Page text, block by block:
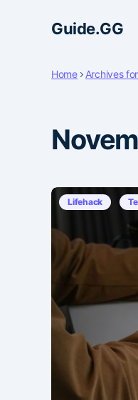
Guide.GG
Home Archives for
Lifehack